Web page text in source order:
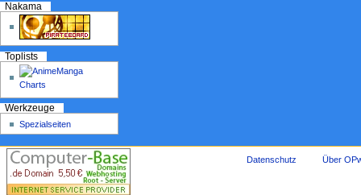
Nakama
Toplists
Werkzeuge
Spezialseiten
Datenschutz Über